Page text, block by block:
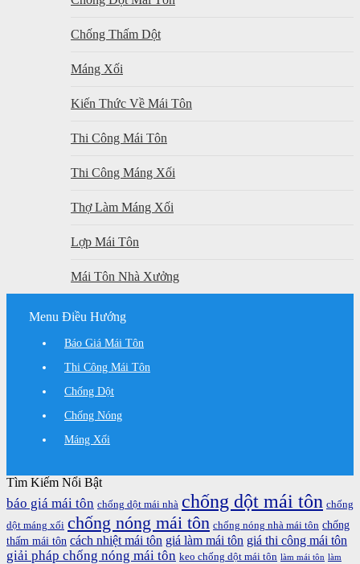
Chống Thấm Dột
Máng Xối
Kiến Thức Về Mái Tôn
Thi Công Mái Tôn
Thi Công Máng Xối
Thợ Làm Máng Xối
Lợp Mái Tôn
Mái Tôn Nhà Xưởng
Menu Điều Hướng
Báo Giá Mái Tôn
Thi Công Mái Tôn
Chống Dột
Chống Nóng
Máng Xối
Tìm Kiếm Nổi Bật
báo giá mái tôn chống dột mái nhà chống dột mái tôn chống
dột máng xối chống nóng mái tôn chống nóng nhà mái tôn chống
thấm mái tôn cách nhiệt mái tôn giá làm mái tôn giá thi công mái tôn
giải pháp chống nóng mái tôn keo chống dột mái tôn làm mái tôn làm